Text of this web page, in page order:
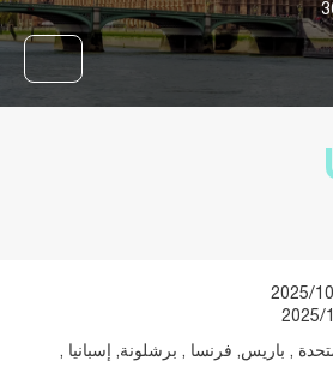
, باريس, فرنسا , برشلونة, إسبانيا ,